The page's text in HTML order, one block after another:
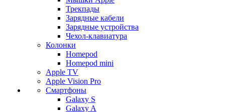
Трекпады
Зарядные кабели
Зарядные устройства
Чехол-клавиатура
Колонки
Homepod
Homepod mini
Apple TV
Apple Vision Pro
Смартфоны
Galaxy S
Galaxy A